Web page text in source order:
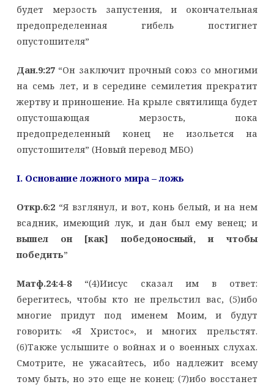
будет мерзость запустения, и окончательная
предопределенная гибель постигнет
опустошителя”
Дан.9:27“Он заключит прочный союз со многими
на семь лет, и в середине семилетия прекратит
жертву и приношение. На крыле святилища будет
опустошающая мерзость, пока
предопределенный конец не изольется на
опустошителя” (Новый перевод МБО)
I. Основание ложного мира – ложь
Откр.6:2“Я взглянул, и вот, конь белый, и на нем
всадник, имеющий лук, и дан был ему венец; и
вышел он [как] победоносный, и чтобы
победить”
Матф.24:4-8“(4)Иисус сказал им в ответ:
берегитесь, чтобы кто не прельстил вас, (5)ибо
многие придут под именем Моим, и будут
говорить: «Я Христос», и многих прельстят.
(6)Также услышите о войнах и о военных слухах.
Смотрите, не ужасайтесь, ибо надлежит всему
тому быть, но это еще не конец: (7)ибо восстанет